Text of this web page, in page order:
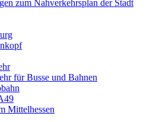
zum Nahverkehrsplan der Stadt
für Busse und Bahnen
Mittelhessen